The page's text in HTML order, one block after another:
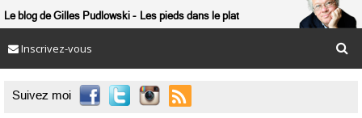
Le blog de Gilles Pudlowski Les pieds dans le plat
Inscrivez-vous
Suivez moi 